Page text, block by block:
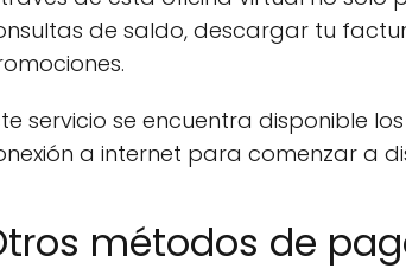
de saldo, descargar tu
servicio se encuentra disponible
a internet para comenzar a
métodos de